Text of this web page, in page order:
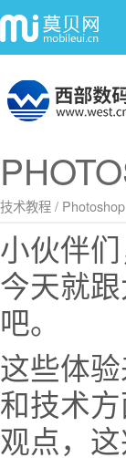
技术教程/ Photoshop
小伙伴
今天就
吧。
这些体
和技术
观点，